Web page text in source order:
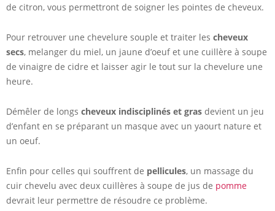
de citron, vous permettront de soigner les pointes de cheveux.
Pour retrouver une chevelure souple et traiter les cheveux
secs, melanger du miel, un jaune d’oeuf et une cuillère à soupe
de vinaigre de cidre et laisser agir le tout sur la chevelure une
heure.
Démêler de longs cheveux indisciplinés et gras devient un jeu
d’enfant en se préparant un masque avec un yaourt nature et
un oeuf.
Enfin pour celles qui souffrent de pellicules, un massage du
cuir chevelu avec deux cuillères à soupe de jus de pomme
devrait leur permettre de résoudre ce problème.